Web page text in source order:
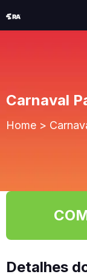
Carnaval
Home >
Detalhes